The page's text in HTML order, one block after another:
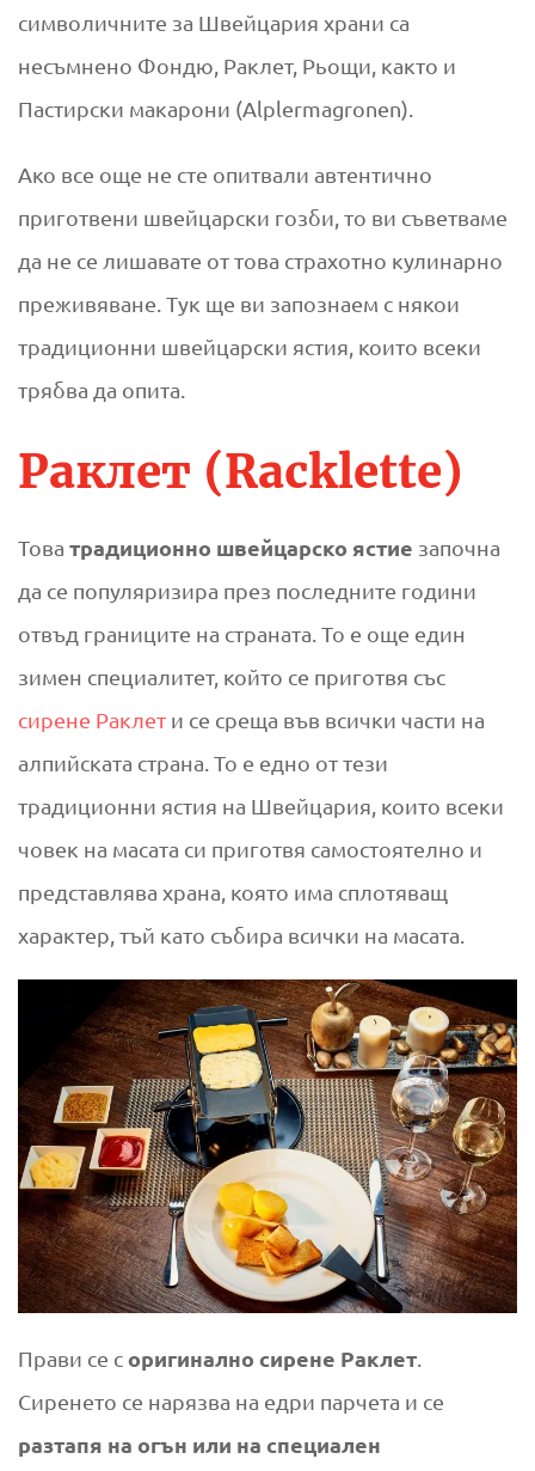
символичните за Швейцария храни са
несъмнено Фондю, Раклет, Рьощи, както и
Пастирски макарони (Alplermagronen).
Ако все още не сте опитвали автентично
приготвени швейцарски гозби, то ви съветваме
да не се лишавате от това страхотно кулинарно
преживяване. Тук ще ви запознаем с някои
традиционни швейцарски ястия, които всеки
трябва да опита.
Раклет (Racklette)
Това традиционно швейцарско ястие започна
да се популяризира през последните години
отвъд границите на страната. То е още един
зимен специалитет, който се приготвя със
сирене Раклет и се среща във всички части на
алпийската страна. То е едно от тези
традиционни ястия на Швейцария, които всеки
човек на масата си приготвя самостоятелно и
представлява храна, която има сплотяващ
характер, тъй като събира всички на масата.
Прави се соригинално сирене Раклет
Сиренето се нарязва на едри парчета и се
разтапя на огън или на специален